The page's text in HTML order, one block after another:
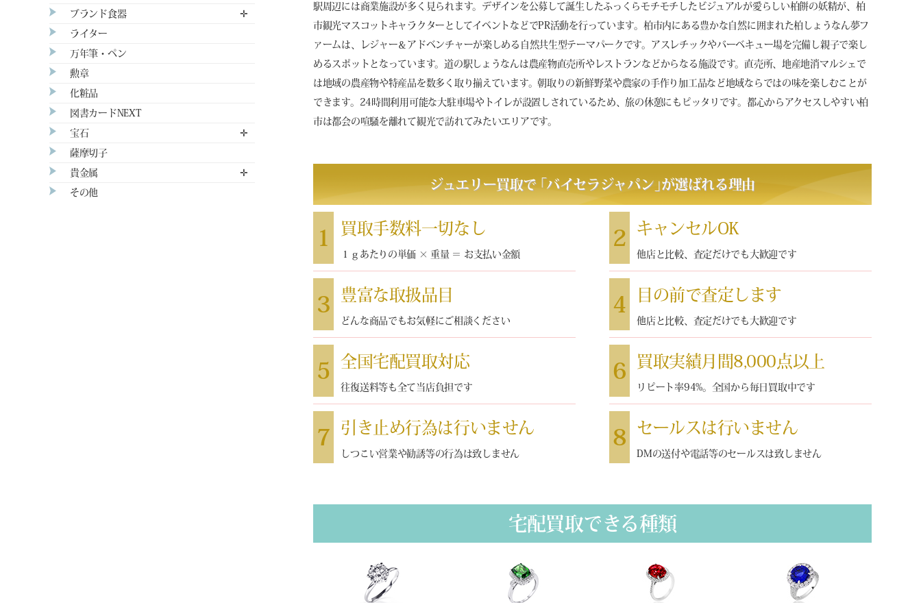
駅周辺には商業施設が多く見られます。デザインを公募して誕生したふっくらモチモチしたビジュアルが愛らしい柏餅の妖精が、柏
市観光マスコットキャラクターとしてイベントなどでPR活動を行っています。柏市内にある豊かな自然に囲まれた柏しょうなん夢フ
ァームは、レジャー＆アドベンチャーが楽しめる自然共生型テーマパークです。アスレチックやバーベキュー場を完備し親子で楽し
めるスポットとなっています。道の駅しょうなんは農産物直売所やレストランなどからなる施設です。直売所、地産地消マルシェで
は地域の農産物や特産品を数多く取り揃えています。朝取りの新鮮野菜や農家の手作り加工品など地域ならではの味を楽しむことが
できます。24時間利用可能な大駐車場やトイレが設置しされているため、旅の休憩にもピッタリです。都心からアクセスしやすい柏
市は都会の喧騒を離れて観光で訪れてみたいエリアです。
ジュエリー買取で ｢ バイセラジャパン ｣が選ばれる理由
1 買取手数料一切なし
１ｇあたりの単価 × 重量 ＝ お支払い金額
2 キャンセルOK
他店と比較、査定だけでも大歓迎です
3 豊富な取扱品目
どんな商品でもお気軽にご相談ください
4 目の前で査定します
他店と比較、査定だけでも大歓迎です
5 全国宅配買取対応
往復送料等も全て当店負担です
6 買取実績月間8,000点以上
リピート率94%。全国から毎日買取中です
7 引き止め行為は行いません
しつこい営業や勧誘等の行為は致しません
8 セールスは行いません
DMの送付や電話等のセールスは致しません
宅配買取できる種類
ブランド食器 ✛
ライター
万年筆・ペン
勲章
化粧品
図書カードNEXT
宝石 ✛
薩摩切子
貴金属 ✛
その他